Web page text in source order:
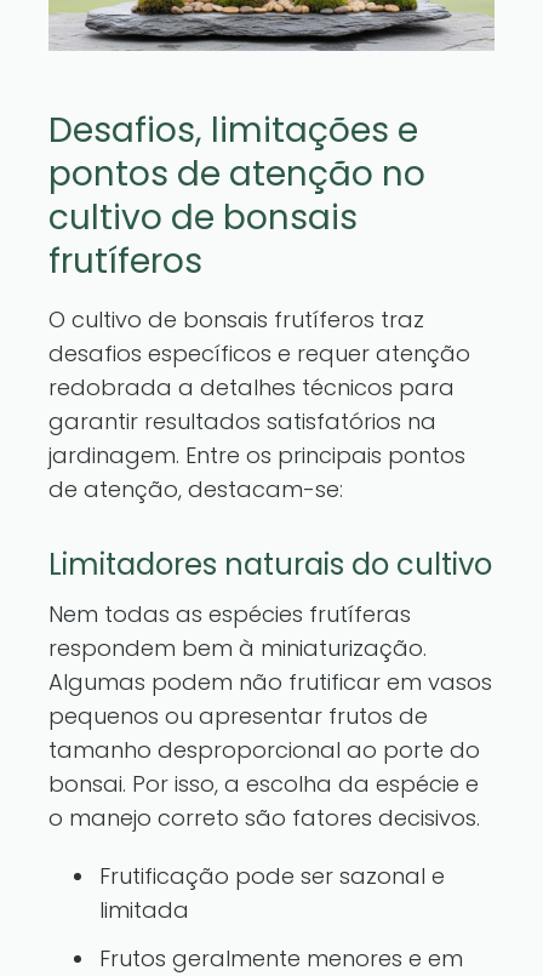
Desafios, limitações e
pontos de atenção no
cultivo de bonsais
frutíferos
O cultivo de bonsais frutíferos traz
desafios específicos e requer atenção
redobrada a detalhes técnicos para
garantir resultados satisfatórios na
jardinagem. Entre os principais pontos
de atenção, destacam-se:
Limitadores naturais do cultivo
Nem todas as espécies frutíferas
respondem bem à miniaturização.
Algumas podem não frutificar em vasos
pequenos ou apresentar frutos de
tamanho desproporcional ao porte do
bonsai. Por isso, a escolha da espécie e
o manejo correto são fatores decisivos.
Frutificação pode ser sazonal e
limitada
Frutos geralmente menores e em